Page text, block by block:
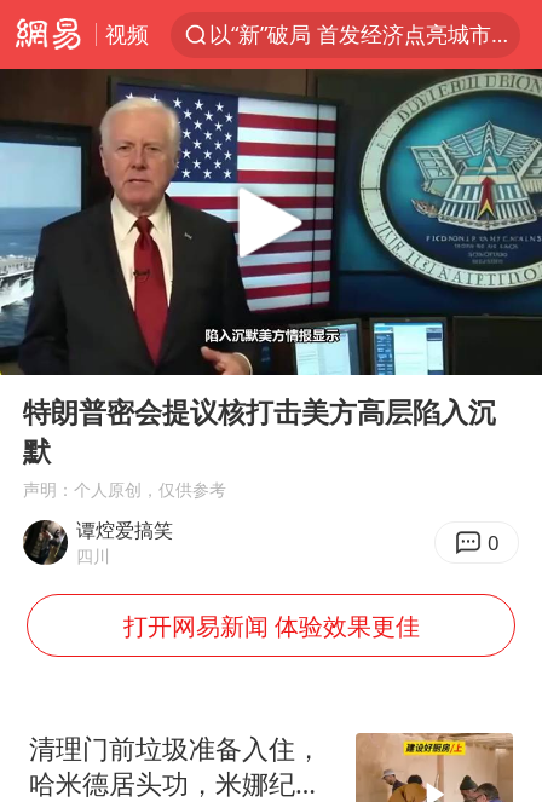
视频
以“新”破局 首发经济点亮城市消费活力
台风白海豚进入48小时警戒线
中方回应是否在太平洋海底开采稀土
台风白海豚影响中国已成定局
佛得角门将亮相智利俱乐部主场
看守所辅警收受10万获刑1年
陈熠叫医疗暂停被驳回 带伤遭逆转
多地要求领导干部带头休假
U17国足1分钟轰2球
房主任回应争议
把党建设得更加坚强有力
中国养老床位“三连降”
Play
特朗普密会提议核打击美方高层陷入沉
默
声明：个人原创，仅供参考
谭焢爱搞笑
四川 0
打开网易新闻 体验效果更佳
清理门前垃圾准备入住，
哈米德居头功，米娜纪录